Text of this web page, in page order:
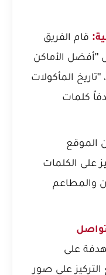
قام الفريق
"أفضل الأماكن
المأكولات
كلمات
الموقع
على الكلمات
والمطاعم
على
على صور